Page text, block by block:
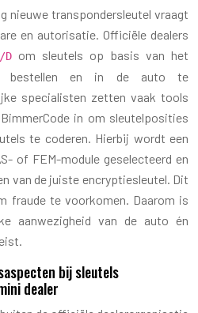
nieuwe transpondersleutel vraagt
en autorisatie. Officiële dealers
Dom sleutels op basis van het
bestellen en in de auto te
specialisten zetten vaak tools
in om sleutelposities
te coderen. Hierbij wordt een
of FEM-module geselecteerd en
van de juiste encryptiesleutel. Dit
fraude te voorkomen. Daarom is
aanwezigheid van de auto én
bij sleutels
dealer